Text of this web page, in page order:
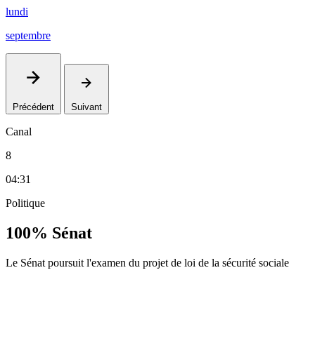
lundi
septembre
Précédent Suivant
Canal
8
04:31
Politique
100% Sénat
Le Sénat poursuit l'examen du projet de loi de la sécurité sociale